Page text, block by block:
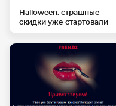
Halloween: страшные
скидки уже стартовали